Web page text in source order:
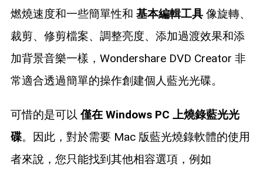
燃燒速度和一些簡單性和 基本編輯工具像旋轉、
裁剪、修剪檔案、調整亮度、添加過渡效果和添
加背景音樂一樣，Wondershare DVD Creator 非
常適合透過簡單的操作創建個人藍光光碟。
可惜的是可以 僅在 Windows PC 上燒錄藍光光
碟。因此，對於需要 Mac 版藍光燒錄軟體的使用
者來說，您只能找到其他相容選項，例如